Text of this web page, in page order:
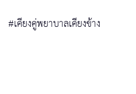
#เคียงคู่พยาบาลเคียงข้าง